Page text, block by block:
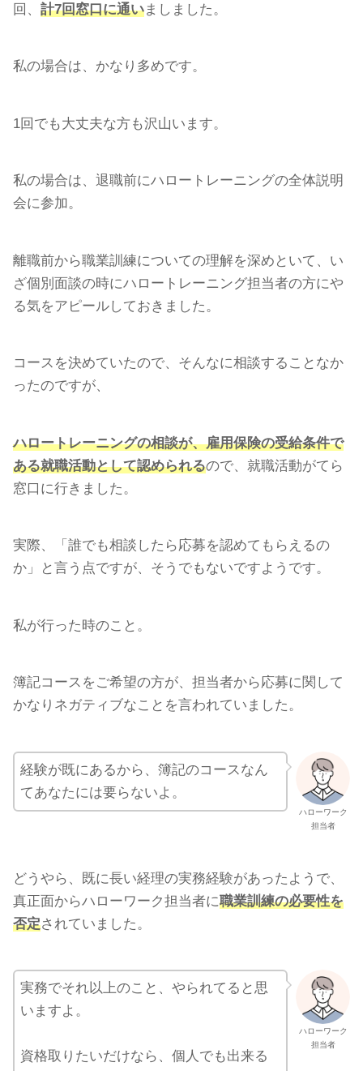
回、 計7回窓口に通い ましました。
私の場合は、かなり多めです。
1回でも大丈夫な方も沢山います。
私の場合は、退職前にハロートレーニングの全体説明
会に参加。
離職前から職業訓練についての理解を深めといて、い
ざ個別面談の時にハロートレーニング担当者の方にや
る気をアピールしておきました。
コースを決めていたので、そんなに相談することなか
ったのですが、
ハロートレーニングの相談が、雇用保険の受給条件で
ある就職活動として認められるので、就職活動がてら
窓口に行きました。
実際、「誰でも相談したら応募を認めてもらえるの
か」と言う点ですが、そうでもないですようです。
私が行った時のこと。
簿記コースをご希望の方が、担当者から応募に関して
かなりネガティブなことを言われていました。
ハローワーク
担当者
経験が既にあるから、簿記のコースなん
てあなたには要らないよ。
どうやら、既に長い経理の実務経験があったようで、
真正面からハローワーク担当者に職業訓練の必要性を
否定されていました。
ハローワーク
担当者
実務でそれ以上のこと、やられてると思
いますよ。
資格取りたいだけなら、個人でも出来る